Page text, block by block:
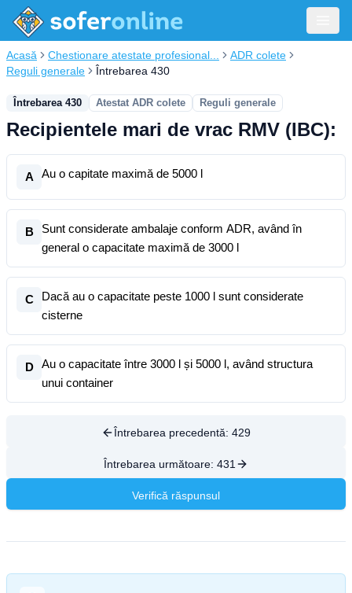
Acasă Chestionare atestate profesional...
ADR colete
Reguli generale
Întrebarea 430
Întrebarea 430 Atestat ADR colete Reguli generale
Recipientele mari de vrac RMV (IBC):
A Au o capitate maximă de 5000 l
B
Sunt considerate ambalaje conform ADR, având în
general o capacitate maximă de 3000 l
C
Dacă au o capacitate peste 1000 l sunt considerate
cisterne
D
Au o capacitate între 3000 l și 5000 l, având structura
unui container
Întrebarea precedentă: 429
Întrebarea următoare: 431
Verifică răspunsul